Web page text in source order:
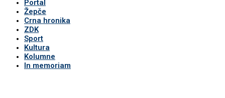
Portal
Žepče
Crna hronika
ZDK
Sport
Kultura
Kolumne
In memoriam